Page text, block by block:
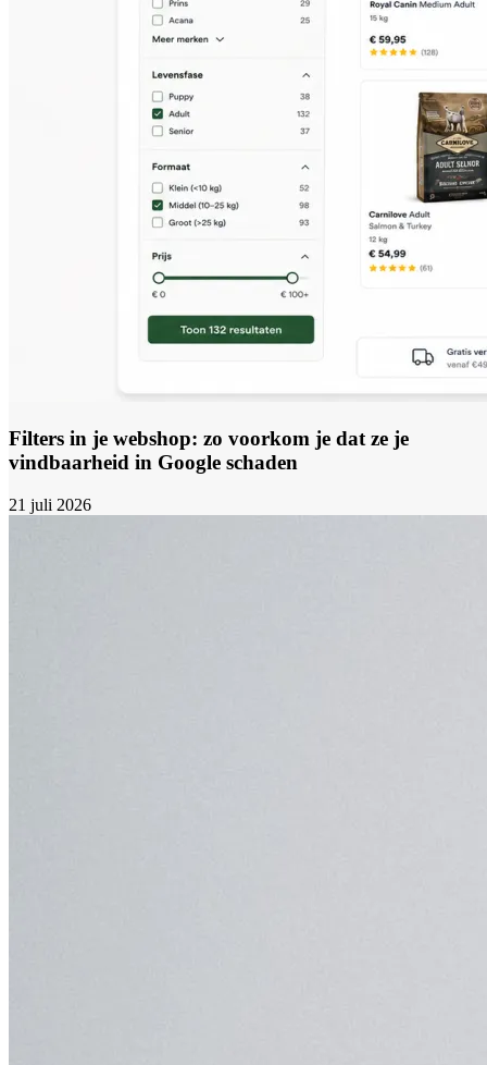
Filters in je webshop: zo voorkom je dat ze je
vindbaarheid in Google schaden
21 juli 2026